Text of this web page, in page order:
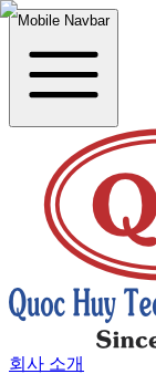
Mobile Navbar
회사 소개